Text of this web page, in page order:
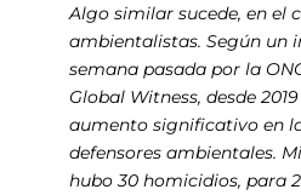
Algo similar sucede, en el
ambientalistas. Según un
semana pasada por la
Global Witness, desde
aumento significativo en
defensores ambientales.
hubo 30 homicidios, para